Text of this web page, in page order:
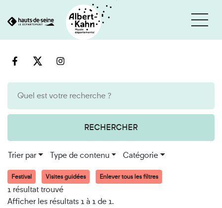
au
RECHERCHER
Trier par Type de contenu Catégorie
Festival Visites guidées Enlever tous les filtres
1 résultat trouvé
Afficher les résultats 1 à 1 de 1.
Cookies et traceurs utilisés sur ce site